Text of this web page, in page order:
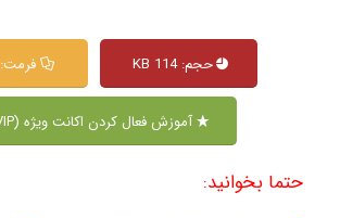
حجم: 114 KB فرمت: Pdf
آموزش فعال کردن اکانت ویژه (VIP)
حتما بخوانید: